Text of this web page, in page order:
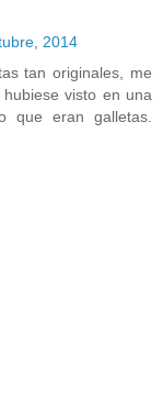
2014
tan originales, me
visto en una
que eran galletas.